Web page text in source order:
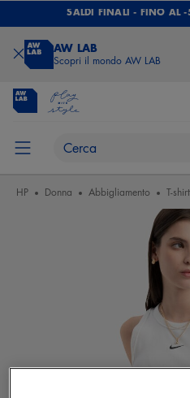
SALDI FINALI - FINO AL
AW LAB
Scopri il mondo AW LAB
HP Donna Abbigliamento T-